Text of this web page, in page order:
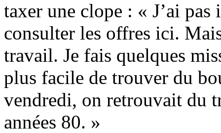
taxer une clope : « J’ai
consulter les offres ici.
travail. Je fais quelques
plus facile de trouver du
vendredi, on retrouvait du
années 80. »